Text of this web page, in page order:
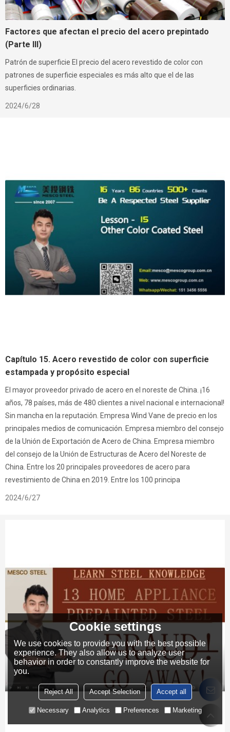
Factores que afectan el precio del acero prepintado
(Parte III)
Patrón de superficie El precio del acero revestido de color con
patrones de superficie especiales es más alto que el de las
superficies ordinarias.
2024/6/28
Capítulo 15. Acero revestido de color con superficie
estampada y propósito especial
El mayor proveedor privado de acero en el noreste de China. ¡16
años, 78 países, más de 480 clientes a nivel nacional e internacional!
Sin mancha en la reputación. Empresa Wind Vane de precio en los
principales medios de comunicación. Empresa miembro del consejo
de la Unión de Exportación de Acero de China. Empresa miembro
del consejo de la Unión de Estructuras de Acero del Noreste de
China. Entre los 20 principales proveedores de acero para
revestimiento de China en 2019. Entre los 100 principa
2024/6/27
Cookie settings
We use cookies to provide you with the best possible
experience. They also allow us to analyze user
behavior in order to constantly improve the website for
you.
Reject All Accept Selection Accept all
Necessary Analytics Preferences Marketing